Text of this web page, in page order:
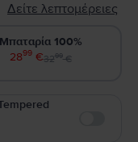
Δείτε λεπτομέρειες
Μπαταρία 100%
2899€3299€